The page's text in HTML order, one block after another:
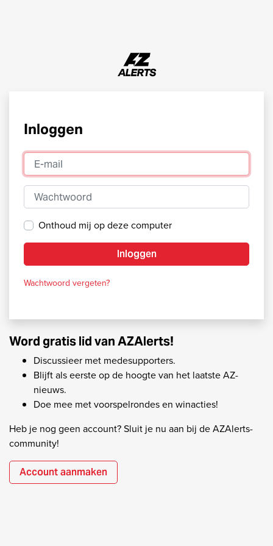
Inloggen
E-mail
Wachtwoord
Onthoud mij op deze computer
Inloggen
Wachtwoord vergeten?
Word gratis lid van AZAlerts!
Discussieer met medesupporters.
Blijft als eerste op de hoogte van het laatste AZ-
nieuws.
Doe mee met voorspelrondes en winacties!
Heb je nog geen account? Sluit je nu aan bij de AZAlerts-
community!
Account aanmaken